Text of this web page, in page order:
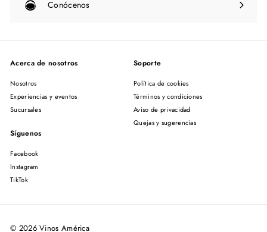
Conócenos
Expandir
Acerca de nosotros
Nosotros
Experiencias y eventos
Sucursales
Soporte
Política de cookies
Términos y condiciones
Aviso de privacidad
Quejas y sugerencias
Síguenos
Facebook
Instagram
TikTok
© 2026 Vinos América